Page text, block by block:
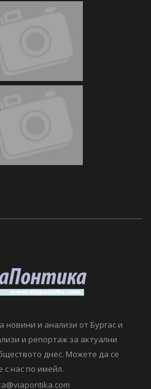
новини и анализи от Бургас и
и репортаж за актуални
днес. Можете да се
с нас по имейл.